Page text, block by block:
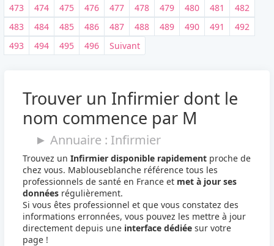
473
474 475 476 477 478 479 480 481
482
483
484 485 486 487 488 489 490 491
492
493
494 495 496 Suivant
Trouver un Infirmier dont le
nom commence par M
► Annuaire : Infirmier
Trouvez unInfirmier disponible rapidement proche de
chez vous. Mablouseblanche référence tous les
professionnels de santé en France et met à jour ses
données régulièrement.
Si vous êtes professionnel et que vous constatez des
informations erronnées, vous pouvez les mettre à jour
directement depuis une interface dédiée sur votre
page !